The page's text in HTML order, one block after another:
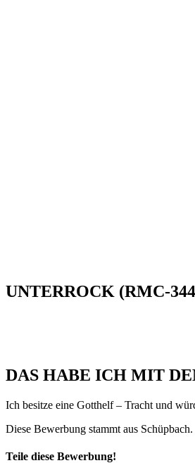
UNTERROCK (RMC-
DAS HABE ICH MIT
Ich besitze eine Gotthelf – Tracht und
Diese Bewerbung stammt aus Schüpbach.
Teile diese Bewerbung!